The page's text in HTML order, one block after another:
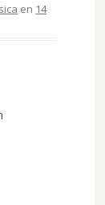
en 14